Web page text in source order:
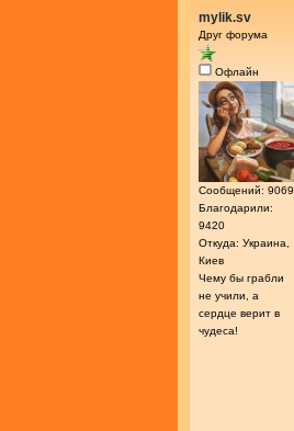
mylik.sv
Друг форума
Офлайн
Сообщений: 9069
Благодарили:
9420
Откуда: Украина,
Киев
Чему бы грабли
не учили, а
сердце верит в
чудеса!